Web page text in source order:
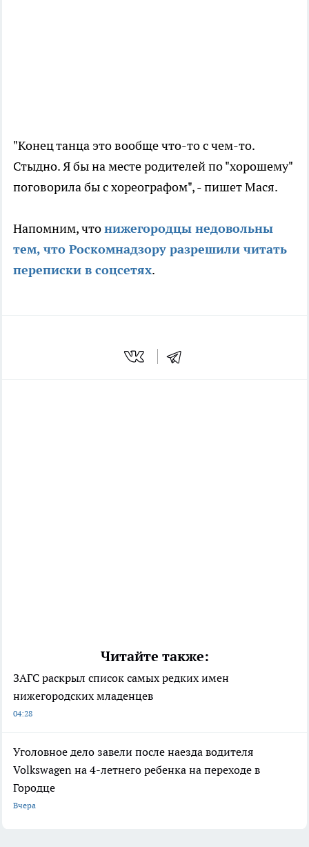
"Конец танца это вообще что-то с чем-то.
Стыдно. Я бы на месте родителей по "хорошему"
поговорила бы с хореографом", - пишет Мася.
Напомним, чтонижегородцы недовольны
тем, что Роскомнадзору разрешили читать
переписки в соцсетях.
Читайте также:
ЗАГС раскрыл список самых редких имен
нижегородских младенцев
04:28
Уголовное дело завели после наезда водителя
Volkswagen на 4-летнего ребенка на переходе в
Городце
Вчера